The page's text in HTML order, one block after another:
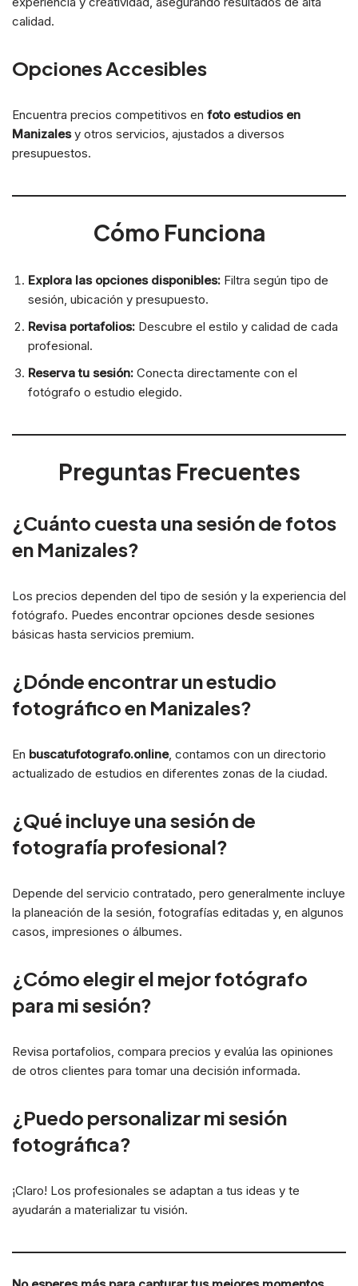
calidad.
Opciones Accesibles
Encuentra precios competitivos en foto estudios en
Manizalesy otros servicios, ajustados a diversos
presupuestos.
Cómo Funciona
Explora las opciones disponibles: Filtra según tipo de
sesión, ubicación y presupuesto.
Revisa portafolios: Descubre el estilo y calidad de cada
profesional.
Reserva tu sesión: Conecta directamente con el
fotógrafo o estudio elegido.
Preguntas Frecuentes
¿Cuánto cuesta una sesión de fotos
en Manizales?
Los precios dependen del tipo de sesión y la experiencia del
fotógrafo. Puedes encontrar opciones desde sesiones
básicas hasta servicios premium.
¿Dónde encontrar un estudio
fotográfico en Manizales?
En buscatufotografo.online, contamos con un directorio
actualizado de estudios en diferentes zonas de la ciudad.
¿Qué incluye una sesión de
fotografía profesional?
Depende del servicio contratado, pero generalmente incluye
la planeación de la sesión, fotografías editadas y, en algunos
casos, impresiones o álbumes.
¿Cómo elegir el mejor fotógrafo
para mi sesión?
Revisa portafolios, compara precios y evalúa las opiniones
de otros clientes para tomar una decisión informada.
¿Puedo personalizar mi sesión
fotográfica?
¡Claro! Los profesionales se adaptan a tus ideas y te
ayudarán a materializar tu visión.